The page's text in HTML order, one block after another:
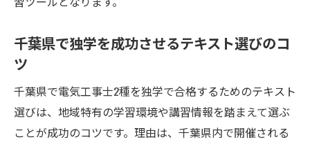
千葉県で独学を成功させるテキスト選びのコ
ツ
千葉県で電気工事士2種を独学で合格するためのテキスト
選びは、地域特有の学習環境や講習情報を踏まえて選ぶ
ことが成功のコツです。理由は、千葉県内で開催される